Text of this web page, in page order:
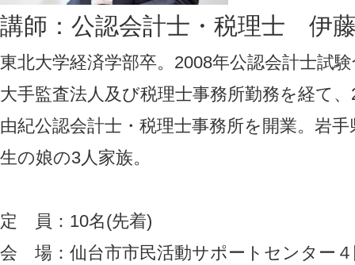
講師：公認会計士・税理士 伊
東北大学経済学部卒。2008年公認会計士試
大手監査法人及び税理士事務所勤務を経て
由紀公認会計士・税理士事務所を開業。岩
生の娘の3人家族。
定 員：10名(先着)
会 場：仙台市市民活動サポートセンター